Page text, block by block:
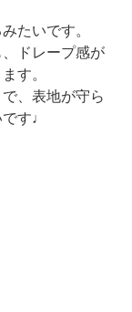
たいです。
ドレープ感が
す。
、表地が守ら
す♩